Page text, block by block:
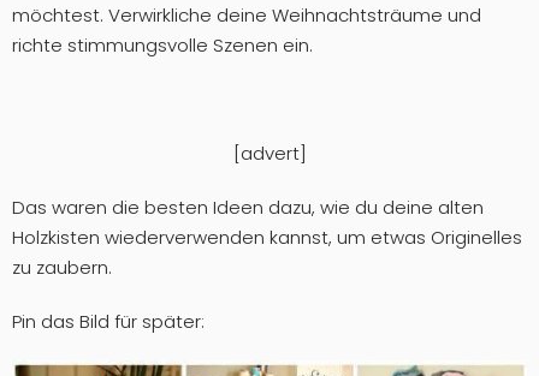
möchtest. Verwirkliche deine Weihnachtsträume und
richte stimmungsvolle Szenen ein.
[advert]
Das waren die besten Ideen dazu, wie du deine alten
Holzkisten wiederverwenden kannst, um etwas Originelles
zu zaubern.
Pin das Bild für später: